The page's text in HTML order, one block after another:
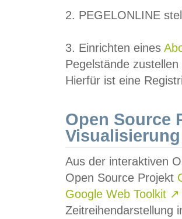
2. PEGELONLINE
3. Einrichten eines
Pegelstände
Hierfür ist eine
Open Source
Visualisierung
Aus der interaktiven
Open Source Projekt
Google Web Toolkit ↗
Zeitreihendarstellung